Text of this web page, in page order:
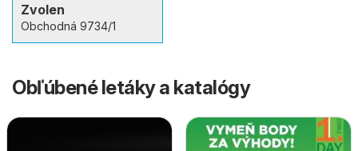
Zvolen
Obchodná 9734/1
Obľúbené letáky a katalógy